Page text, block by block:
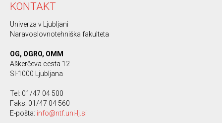
KONTAKT
Univerza v Ljubljani
Naravoslovnotehniška fakulteta
OG, OGRO, OMM
Aškerčeva cesta 12
SI-1000 Ljubljana
Tel: 01/47 04 500
Faks: 01/47 04 560
E-pošta: info@ntf.uni-lj.si